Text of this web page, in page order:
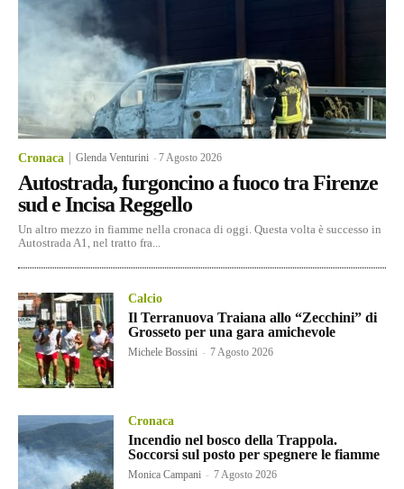
Cronaca Glenda Venturini -7 Agosto 2026
Autostrada, furgoncino a fuoco tra Firenze
sud e Incisa Reggello
Un altro mezzo in fiamme nella cronaca di oggi. Questa volta è successo in
Autostrada A1, nel tratto fra...
Calcio
Il Terranuova Traiana allo “Zecchini” di
Grosseto per una gara amichevole
Michele Bossini - 7 Agosto 2026
Cronaca
Incendio nel bosco della Trappola.
Soccorsi sul posto per spegnere le fiamme
Monica Campani - 7 Agosto 2026